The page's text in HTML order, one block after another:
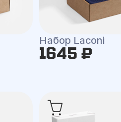
Набор Laconi
1645 ₽